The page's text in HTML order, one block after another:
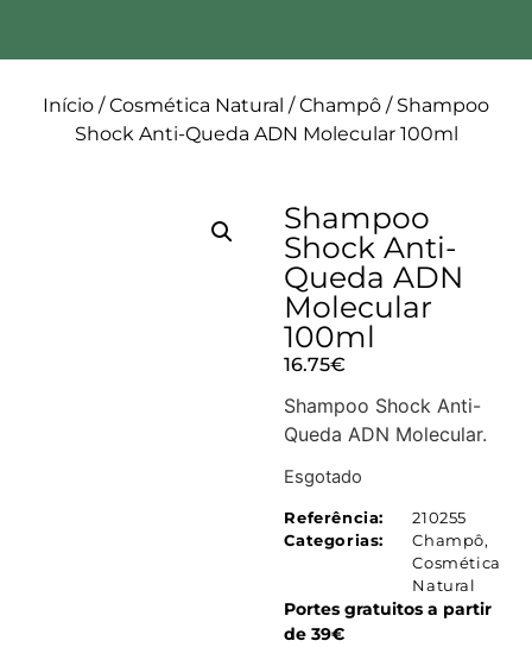
Início /Cosmética Natural /Champô / Shampoo
Shock Anti-Queda ADN Molecular 100ml
Shampoo
Shock Anti-
Queda ADN
Molecular
100ml
16.75€
Shampoo Shock Anti-
Queda ADN Molecular.
Esgotado
Referência:
210255
Categorias:
Champô,
Cosmética
Natural
Portes gratuitos a partir
de 39€